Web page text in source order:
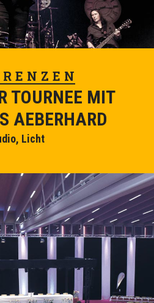
TOURNEE MIT
AEBERHARD
Licht